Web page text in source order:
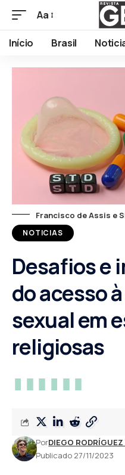
Aa
Início Brasil
NOTICIAS
Desafios e
do acesso
sexual em
religiosas
PorDIEGO
Publicado 27/11/2023
Francisco de Assis e